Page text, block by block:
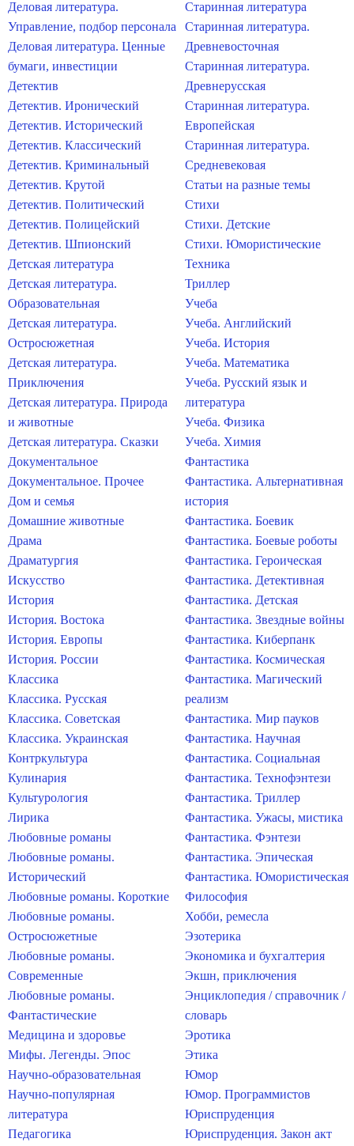
Деловая литература.
Управление, подбор персонала
Деловая литература. Ценные
бумаги, инвестиции
Детектив
Детектив. Иронический
Детектив. Исторический
Детектив. Классический
Детектив. Криминальный
Детектив. Крутой
Детектив. Политический
Детектив. Полицейский
Детектив. Шпионский
Детская литература
Детская литература.
Образовательная
Детская литература.
Остросюжетная
Детская литература.
Приключения
Детская литература. Природа
и животные
Детская литература. Сказки
Документальное
Документальное. Прочее
Дом и семья
Домашние животные
Драма
Драматургия
Искусство
История
История. Востока
История. Европы
История. России
Классика
Классика. Русская
Классика. Советская
Классика. Украинская
Контркультура
Кулинария
Культурология
Лирика
Любовные романы
Любовные романы.
Исторический
Любовные романы. Короткие
Любовные романы.
Остросюжетные
Любовные романы.
Современные
Любовные романы.
Фантастические
Медицина и здоровье
Мифы. Легенды. Эпос
Научно-образовательная
Научно-популярная
литература
Педагогика
Старинная литература
Старинная литература.
Древневосточная
Старинная литература.
Древнерусская
Старинная литература.
Европейская
Старинная литература.
Средневековая
Статьи на разные темы
Стихи
Стихи. Детские
Стихи. Юмористические
Техника
Триллер
Учеба
Учеба. Английский
Учеба. История
Учеба. Математика
Учеба. Русский язык и
литература
Учеба. Физика
Учеба. Химия
Фантастика
Фантастика. Альтернативная
история
Фантастика. Боевик
Фантастика. Боевые роботы
Фантастика. Героическая
Фантастика. Детективная
Фантастика. Детская
Фантастика. Звездные войны
Фантастика. Киберпанк
Фантастика. Космическая
Фантастика. Магический
реализм
Фантастика. Мир пауков
Фантастика. Научная
Фантастика. Социальная
Фантастика. Технофэнтези
Фантастика. Триллер
Фантастика. Ужасы, мистика
Фантастика. Фэнтези
Фантастика. Эпическая
Фантастика. Юмористическая
Философия
Хобби, ремесла
Эзотерика
Экономика и бухгалтерия
Экшн, приключения
Энциклопедия / справочник /
словарь
Эротика
Этика
Юмор
Юмор. Программистов
Юриспруденция
Юриспруденция. Закон акт